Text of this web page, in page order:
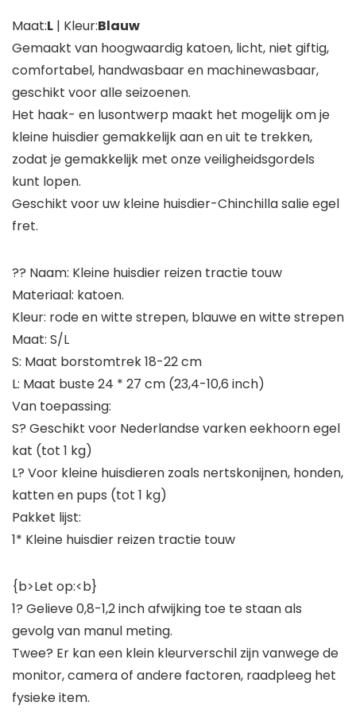
Maat:L | Kleur:Blauw
Gemaakt van hoogwaardig katoen, licht, niet giftig,
comfortabel, handwasbaar en machinewasbaar,
geschikt voor alle seizoenen.
Het haak- en lusontwerp maakt het mogelijk om je
kleine huisdier gemakkelijk aan en uit te trekken,
zodat je gemakkelijk met onze veiligheidsgordels
kunt lopen.
Geschikt voor uw kleine huisdier-Chinchilla salie egel
fret.
?? Naam: Kleine huisdier reizen tractie touw
Materiaal: katoen.
Kleur: rode en witte strepen, blauwe en witte strepen
Maat: S/L
S: Maat borstomtrek 18-22 cm
L: Maat buste 24 * 27 cm (23,4-10,6 inch)
Van toepassing:
S? Geschikt voor Nederlandse varken eekhoorn egel
kat (tot 1 kg)
L? Voor kleine huisdieren zoals nertskonijnen, honden,
katten en pups (tot 1 kg)
Pakket lijst:
1* Kleine huisdier reizen tractie touw
{b>Let op:<b}
1? Gelieve 0,8-1,2 inch afwijking toe te staan als
gevolg van manul meting.
Twee? Er kan een klein kleurverschil zijn vanwege de
monitor, camera of andere factoren, raadpleeg het
fysieke item.